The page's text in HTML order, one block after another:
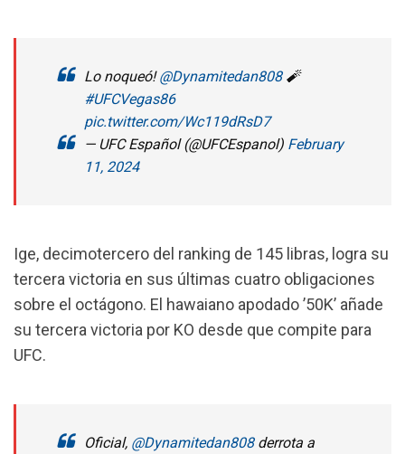
Lo noqueó!@Dynamitedan808🧨
#UFCVegas86
pic.twitter.com/Wc119dRsD7
— UFC Español (@UFCEspanol) February
11, 2024
Ige, decimotercero del ranking de 145 libras, logra su
tercera victoria en sus últimas cuatro obligaciones
sobre el octágono. El hawaiano apodado ’50K’ añade
su tercera victoria por KO desde que compite para
UFC.
Oficial, @Dynamitedan808derrota a